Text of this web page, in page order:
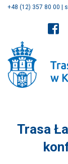
+48 (12) 357 80 00
Trasa